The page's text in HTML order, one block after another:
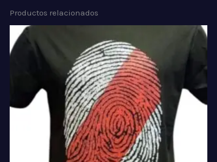
Productos relacionados